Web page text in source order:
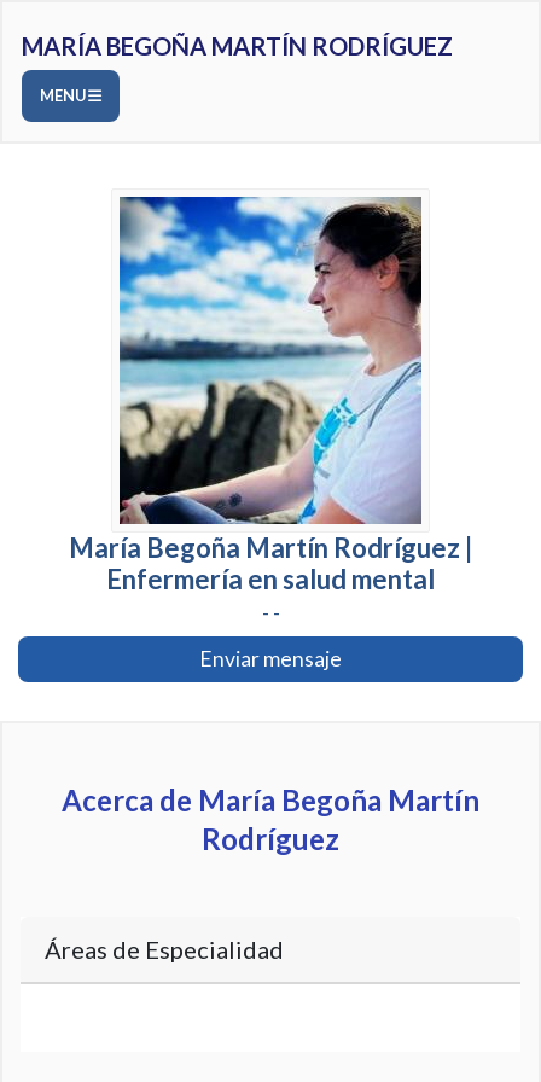
MARÍA BEGOÑA MARTÍN RODRÍGUEZ
MENU
María Begoña Martín Rodríguez |
Enfermería en salud mental
- -
Enviar mensaje
Acerca de María Begoña Martín
Rodríguez
Áreas de Especialidad